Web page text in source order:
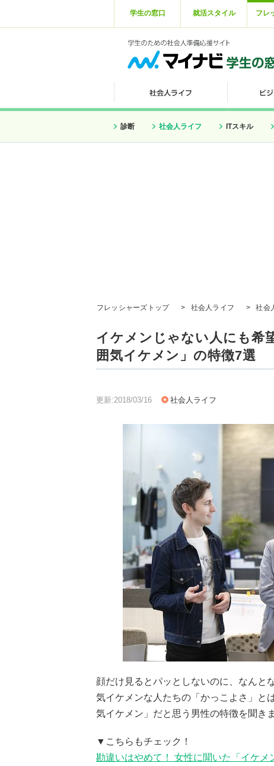
学生の窓口 就活スタイル フレ
診断 社会人ライフ ITスキル
フレッシャーズトップ > 社会人ライフ > 社会
イケメンじゃない人にも
囲気イケメン」の特徴7選
更新:2018/03/16 社会人ライフ
顔だけ見るとパッとしないのに、なんと
気イケメンな人たちの「かっこよさ」と
気イケメン」だと思う男性の特徴を聞き
▼こちらもチェック！
勘違いはやめて！ 女性に聞いた「イケ